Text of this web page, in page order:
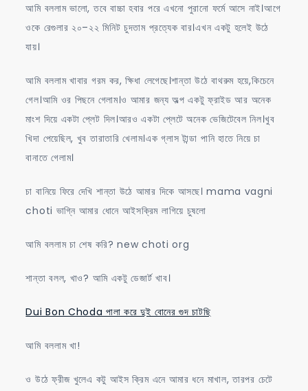
আমি বললাম ভালো, তবে বাচ্চা হবার পরে এখনো পুরানো ফর্মে আসে নাই।আগে
ওকে রেগুলার ২০–২২ মিনিট চুদতাম প্রত্যেক বার।এখন একটু হলেই উঠে
যায়।
আমি বললাম খাবার গরম কর, ক্ষিধা লেগেছে।শান্তা উঠে বাথরুম হয়ে,কিচেনে
গেল।আমি ওর পিছনে গেলাম।ও আমার জন্য অল্প একটু ফ্রাইড আর অনেক
মাংশ দিয়ে একটা প্লেট দিল।আরও একটা প্লেটে অনেক ভেজিটেবেল নিল।খুব
খিদা পেয়েছিল, খুব তারাতারি খেলাম।এক গ্লাস টান্ডা পানি হাতে নিয়ে চা
বানাতে গেলাম।
চা বানিয়ে ফিরে দেখি শান্তা উঠে আমার দিকে আসছে। mama vagni
choti ভাগ্নি আমার ধোনে আইসক্রিম লাগিয়ে চুষলো
আমি বললাম চা শেষ করি? new choti org
শান্তা বলল, খাও? আমি একটু ডেজার্ট খাব।
Dui Bon Choda পালা করে দুই বোনের গুদ চাটছি
আমি বললাম খা!
ও উঠে ফ্রীজ খুলেএ কটু আইস ক্রিম এনে আমার ধনে মাখাল, তারপর চেটে